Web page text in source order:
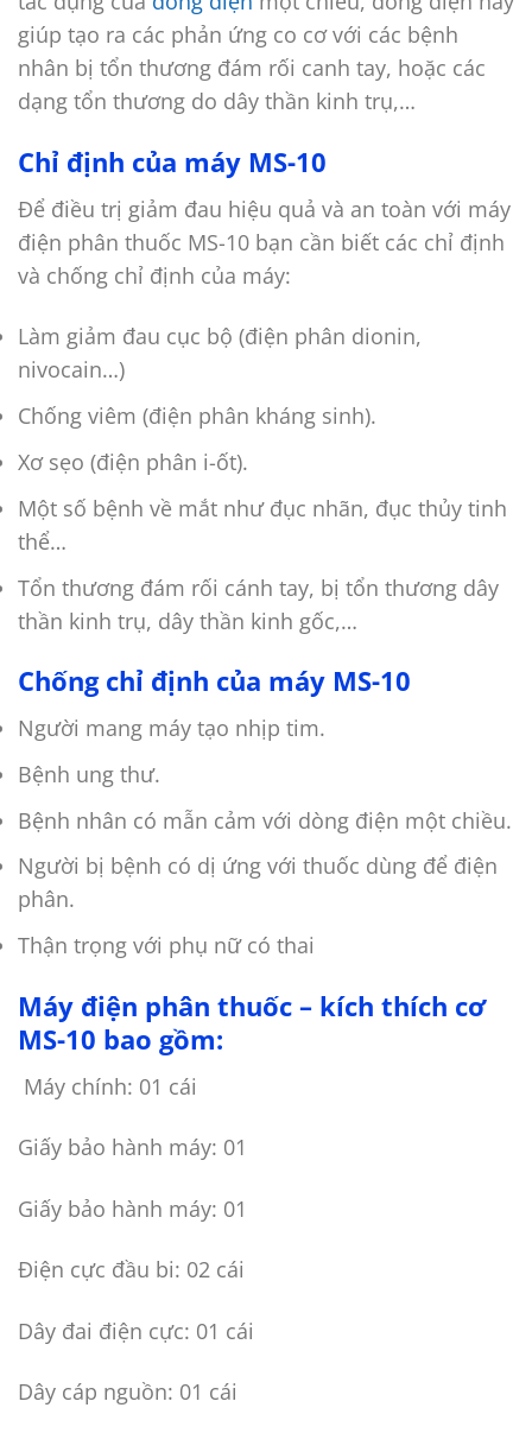
giúp tạo ra các phản ứng co cơ với các bệnh
nhân bị tổn thương đám rối canh tay, hoặc các
dạng tổn thương do dây thần kinh trụ,…
Chỉ định của máy MS-10
Để điều trị giảm đau hiệu quả và an toàn với máy
điện phân thuốc MS-10 bạn cần biết các chỉ định
và chống chỉ định của máy:
Làm giảm đau cục bộ (điện phân dionin,
nivocain…)
Chống viêm (điện phân kháng sinh).
Xơ sẹo (điện phân i-ốt).
Một số bệnh về mắt như đục nhãn, đục thủy tinh
thể…
Tổn thương đám rối cánh tay, bị tổn thương dây
thần kinh trụ, dây thần kinh gốc,…
Chống chỉ định của máy MS-10
Người mang máy tạo nhịp tim.
Bệnh ung thư.
Bệnh nhân có mẫn cảm với dòng điện một chiều.
Người bị bệnh có dị ứng với thuốc dùng để điện
phân.
Thận trọng với phụ nữ có thai
Máy điện phân thuốc – kích thích cơ
MS-10 bao gồm:
Máy chính: 01 cái
Giấy bảo hành máy: 01
Giấy bảo hành máy: 01
Điện cực đầu bi: 02 cái
Dây đai điện cực: 01 cái
Dây cáp nguồn: 01 cái